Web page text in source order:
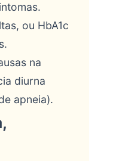
ou HbA1c
na
diurna
apneia).